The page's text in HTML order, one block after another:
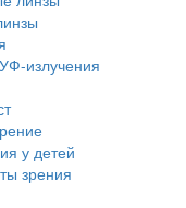
излучения
у детей
зрения